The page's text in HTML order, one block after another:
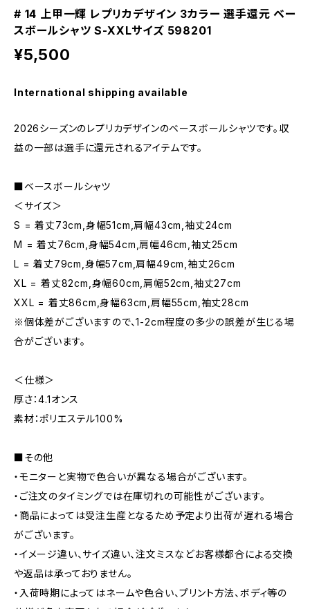
# 14 上甲一輝 レプリカデザイン 3カラー 選手還元 ベー
スボールシャツ S-XXLサイズ 598201
¥5,500
International shipping available
2026シーズンのレプリカデザインのベースボールシャツです。収
益の一部は選手に還元されるアイテムです。
■ベースボールシャツ
＜サイズ＞
S = 着丈73cm,身幅51cm,肩幅43cm,袖丈24cm
M = 着丈76cm,身幅54cm,肩幅46cm,袖丈25cm
L = 着丈79cm,身幅57cm,肩幅49cm,袖丈26cm
XL = 着丈82cm,身幅60cm,肩幅52cm,袖丈27cm
XXL = 着丈86cm,身幅63cm,肩幅55cm,袖丈28cm
※個体差がございますので、1-2cm程度の多少の誤差が生じる場
合がございます。
＜仕様＞
厚さ：4.1オンス
素材：ポリエステル100%
■その他
・モニターと実物で色合いが異なる場合がございます。
・ご注文のタイミングでは在庫切れの可能性がございます。
・商品によっては受注生産となるため予定より出荷が遅れる場合
がございます。
・イメージ違い、サイズ違い、注文ミスなどお客様都合による交換
や返品は承っておりません。
・入荷時期によってはネームや色合い、プリント方法、ボディ等の